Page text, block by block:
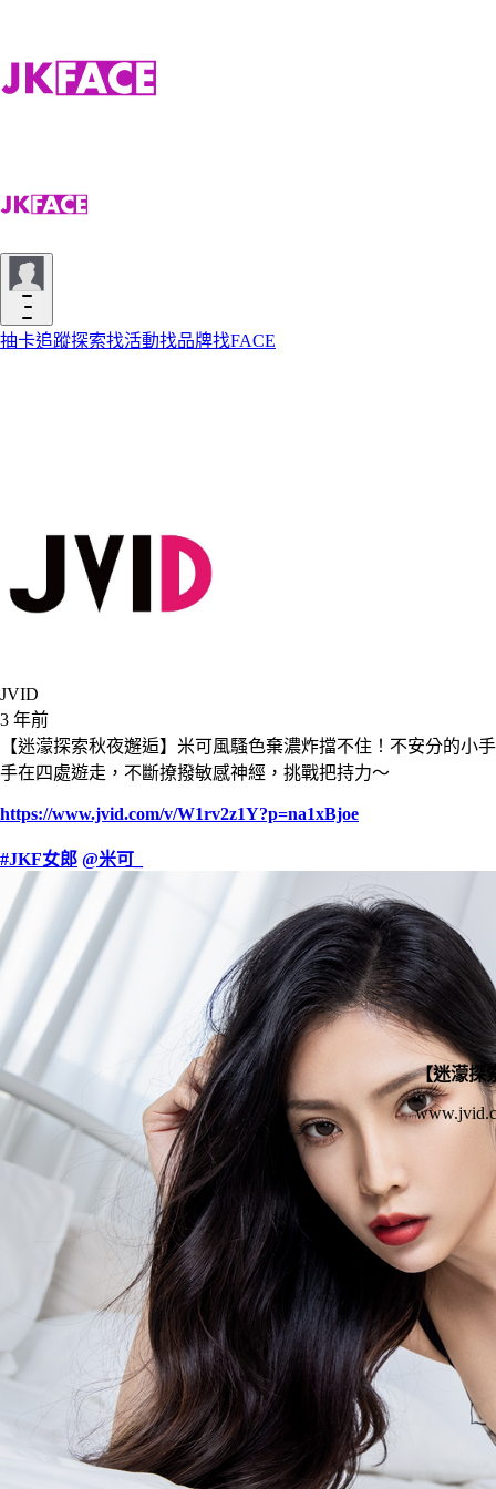
抽卡追蹤探索找活動找品牌找FACE
JVID
3 年前
【迷濛探索秋夜邂逅】米可風騷色棄濃炸擋不住！不安分的小手
手在四處遊走，不斷撩撥敏感神經，挑戰把持力～
https://www.jvid.com/v/W1rv2z1Y?p=na1xBjoe
#JKF女郎 @米可_
【迷濛探